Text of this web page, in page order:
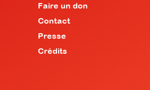
Faire un don
Contact
Presse
Crédits